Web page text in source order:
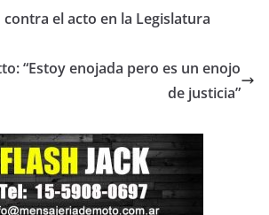
el acto en la Legislatura
“Estoy enojada pero es un enojo
de justicia”